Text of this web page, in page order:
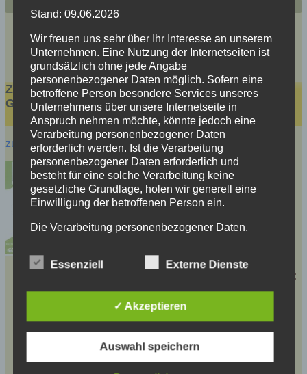
ZAS informiert: Öffnungszeiten der
Grünschnittplätze 2026
zurück
Grünschnittannahmeplätze in der näheren Umgebung:
Öffnungszeiten Annahmeplatz Kurort Seiffen –
via JPEG-Datei
Hinweise zur Grünschnittannahme – Preise hiervia
Beispiele Annahme von Grünschnitt hier
Datei
Stand: 09.06.2026
Wir freuen uns sehr über Ihr Interesse an unserem
Unternehmen. Eine Nutzung der Internetseiten ist
grundsätzlich ohne jede Angabe
personenbezogener Daten möglich. Sofern eine
betroffene Person besondere Services unseres
Unternehmens über unsere Internetseite in
Anspruch nehmen möchte, könnte jedoch eine
Verarbeitung personenbezogener Daten
erforderlich werden. Ist die Verarbeitung
personenbezogener Daten erforderlich und
besteht für eine solche Verarbeitung keine
gesetzliche Grundlage, holen wir generell eine
Einwilligung der betroffenen Person ein.
Die Verarbeitung personenbezogener Daten,
Adresse oder Telefonnummer einer betroffenen
Person, erfolgt stets im Einklang mit der
Übereinstimmung mit den für uns geltenden
landesspezifischen Datenschutzbestimmungen.
Mittels dieser Datenschutzerklärung möchte unser
und Zweck der von uns erhobenen, genutzten und
verarbeiteten personenbezogenen Daten
Essenziell Externe Dienste
✓ Akzeptieren
Auswahl speichern